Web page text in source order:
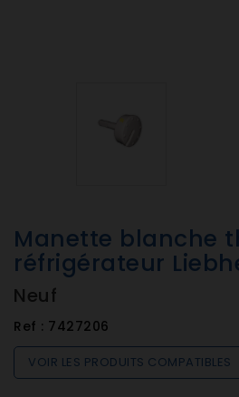
Manette blanche
réfrigérateur
Neuf
Ref : 7427206
VOIR LES PRODUITS COMPATIBLES